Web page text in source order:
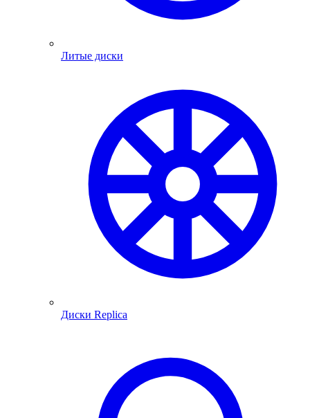
Литые диски
Диски Replica